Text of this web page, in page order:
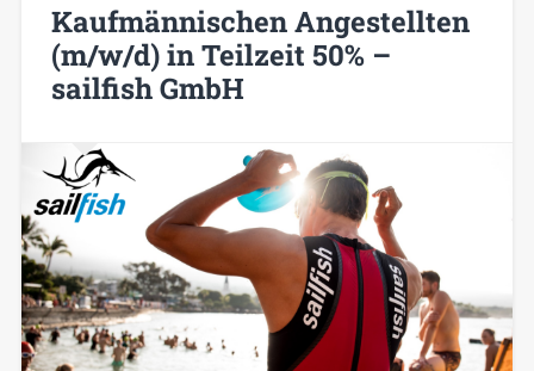
Kaufmännischen Angestellten
(m/w/d) in Teilzeit 50% –
sailfish GmbH